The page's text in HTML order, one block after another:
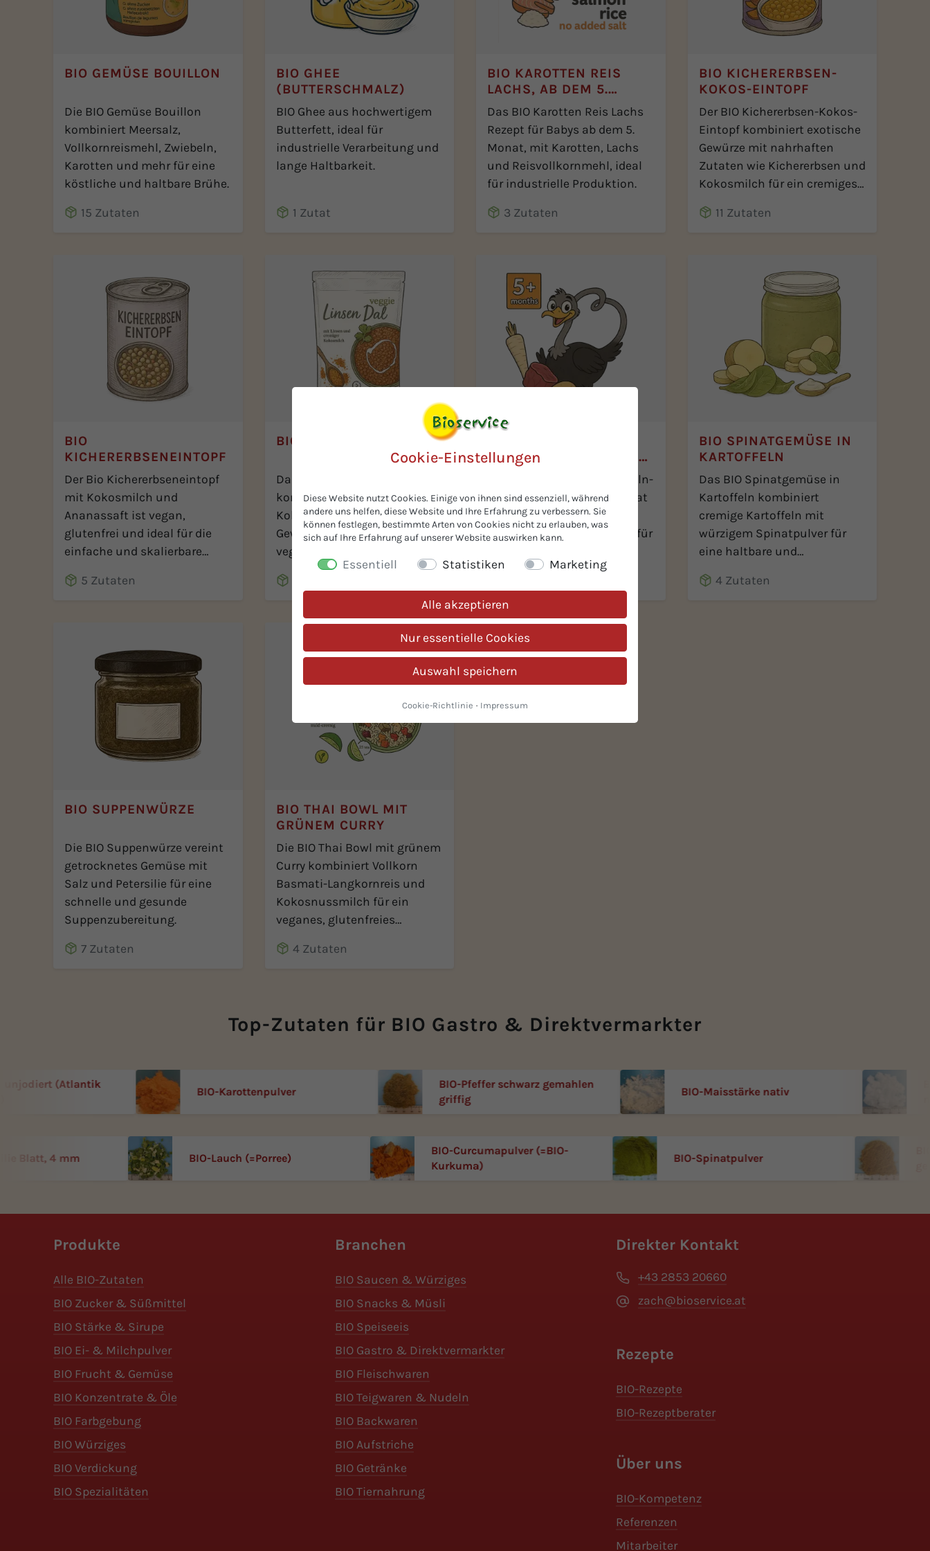
BIO GEMÜSE BOUILLON
Die BIO Gemüse Bouillon
kombiniert Meersalz,
Vollkornreismehl, Zwiebeln,
Karotten und mehr für eine
köstliche und haltbare Brühe.
15 Zutaten
BIO GHEE
(BUTTERSCHMALZ)
BIO Ghee aus hochwertigem
Butterfett, ideal für
industrielle Verarbeitung und
lange Haltbarkeit.
1 Zutat
BIO KAROTTEN REIS
LACHS, AB DEM 5.
MONAT
Das BIO Karotten Reis Lachs
Rezept für Babys ab dem 5.
Monat, mit Karotten, Lachs
und Reisvollkornmehl, ideal
für industrielle Produktion.
3 Zutaten
BIO KICHERERBSEN-
KOKOS-EINTOPF
Der BIO Kichererbsen-Kokos-
Eintopf kombiniert exotische
Gewürze mit nahrhaften
Zutaten wie Kichererbsen und
Kokosmilch für ein cremiges
11 Zutaten
BIO
KICHERERBSENEINTOPF
Der Bio Kichererbseneintopf
mit Kokosmilch und
Ananassaft ist vegan,
glutenfrei und ideal für die
einfache und skalierbare
5 Zutaten
BIO LINSEN DAL
Das BIO Linsen Dal
kombiniert Linsen mit
Kokosmilch und exotischen
Gewürzen für ein cremiges,
veganes Gericht, perfekt für
Buffets und große
Veranstaltungen.
KARTOFFELN-RIND, AB
Das BIO Pastinake-Kartoffeln-
Rind Rezept ab dem 5. Monat
kombiniert Pastinaken,
Kartoffeln und Rindfleisch für
Babynahrung.
BIO SPINATGEMÜSE IN
KARTOFFELN
Das BIO Spinatgemüse in
Kartoffeln kombiniert
cremige Kartoffeln mit
würzigem Spinatpulver für
eine haltbare und
4 Zutaten
BIO SUPPENWÜRZE
Die BIO Suppenwürze vereint
getrocknetes Gemüse mit
Salz und Petersilie für eine
schnelle und gesunde
Suppenzubereitung.
7 Zutaten
BIO THAI BOWL MIT
GRÜNEM CURRY
Die BIO Thai Bowl mit grünem
Curry kombiniert Vollkorn
Basmati-Langkornreis und
Kokosnussmilch für ein
veganes, glutenfreies
4 Zutaten
Top-Zutaten für BIO Gastro & Direktvermarkter
(Atlantik
BIO-Karottenpulver
BIO-Pfeffer schwarz gemahlen
griffig
BIO-Maisstärke nativ
Blatt, 4 mm BIO-Lauch (=Porree)
BIO-Curcumapulver (=BIO-
Kurkuma)
BIO-Spinatpulver
Produkte
Alle BIO-Zutaten
BIO Zucker & Süßmittel
BIO Stärke & Sirupe
BIO Ei- & Milchpulver
BIO Frucht & Gemüse
BIO Konzentrate & Öle
BIO Farbgebung
BIO Würziges
BIO Verdickung
BIO Spezialitäten
Branchen
BIO Saucen & Würziges
BIO Snacks & Müsli
BIO Speiseeis
BIO Gastro & Direktvermarkter
BIO Fleischwaren
BIO Teigwaren & Nudeln
BIO Backwaren
BIO Aufstriche
BIO Getränke
BIO Tiernahrung
Direkter Kontakt
+43 2853 20660
zach@bioservice.at
Rezepte
BIO-Rezepte
BIO-Rezeptberater
Über uns
BIO-Kompetenz
Referenzen
Mitarbeiter
Cookie-Einstellungen
Diese Website nutzt Cookies. Einige von ihnen sind essenziell, während
andere uns helfen, diese Website und Ihre Erfahrung zu verbessern. Sie
können festlegen, bestimmte Arten von Cookies nicht zu erlauben, was
sich auf Ihre Erfahrung auf unserer Website auswirken kann.
Essentiell Statistiken Marketing
Alle akzeptieren
Nur essentielle Cookies
Auswahl speichern
Cookie-Richtlinie · Impressum